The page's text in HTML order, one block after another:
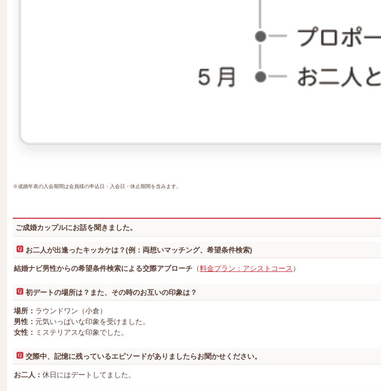
※成婚年表の入会期間は会員様の申込日・入会日・休止期間を含みます。
ご成婚カップルにお話を聞きました。
お二人が出逢ったキッカケは？(例：両想いマッチング、希望条件検索)
結婚ナビ男性からの希望条件検索による交際アプローチ （料金プラン：アシストコース ）
初デートの場所は？また、その時のお互いの印象は？
場所： ラウンドワン（小倉）
男性： 元気いっぱいな印象を受けました。
女性： ミステリアスな印象でした。
交際中、記憶に残っているエピソードがありましたらお聞かせください。
お二人： 休日にはデートしてました。